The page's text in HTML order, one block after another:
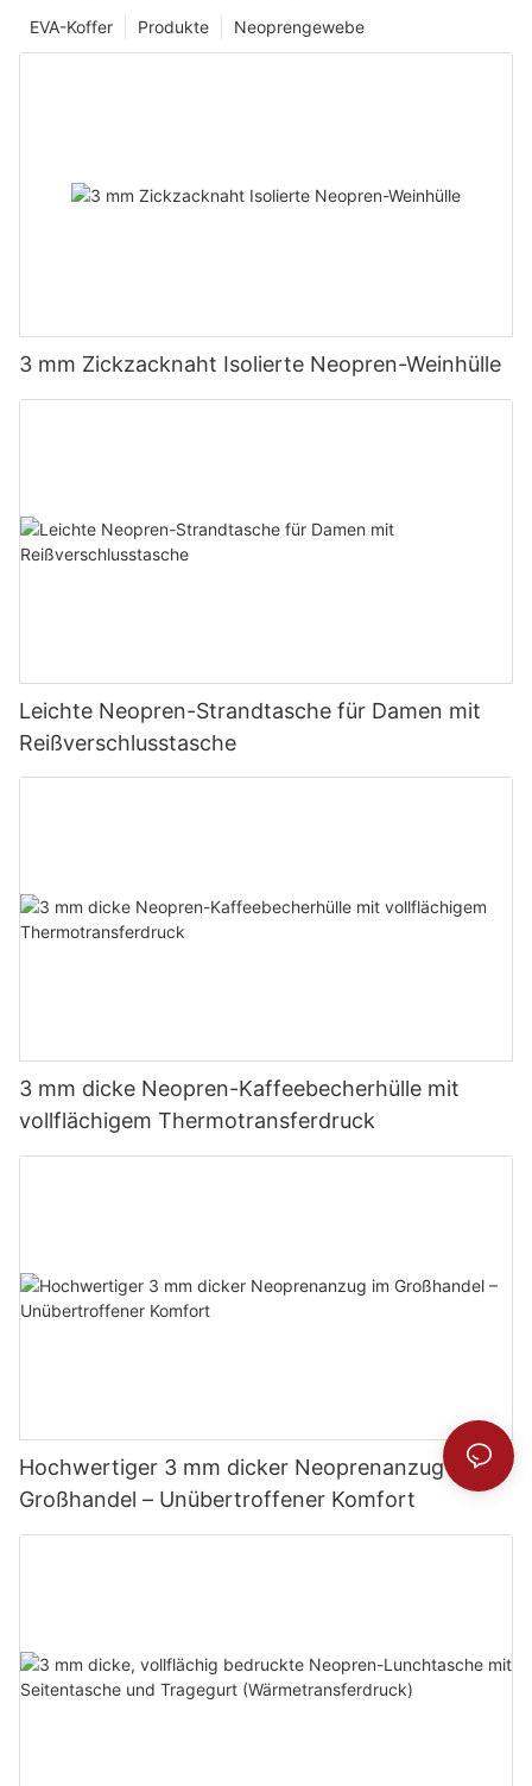
Neoprengewebe
Produkte
EVA-Koffer
3 mm Zickzacknaht Isolierte Neopren-Weinhülle
Leichte Neopren-Strandtasche für Damen mit
Reißverschlusstasche
3 mm dicke Neopren-Kaffeebecherhülle mit
vollflächigem Thermotransferdruck
Hochwertiger 3 mm dicker Neoprenanzug im
Großhandel – Unübertroffener Komfort